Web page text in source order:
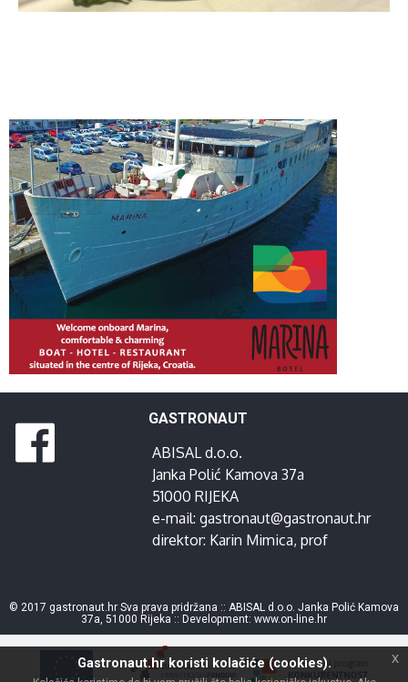
GASTRONAUT
ABISAL d.o.o.
Janka Polić Kamova 37a
51000 RIJEKA
e-mail: gastronaut@gastronaut.hr
direktor: Karin Mimica, prof
© 2017 gastronaut.hr Sva prava pridržana :: ABISAL d.o.o. Janka Polić Kamova
37a, 51000 Rijeka :: Development: www.on-line.hr
Gastronaut.hr koristi kolačiće (cookies). x